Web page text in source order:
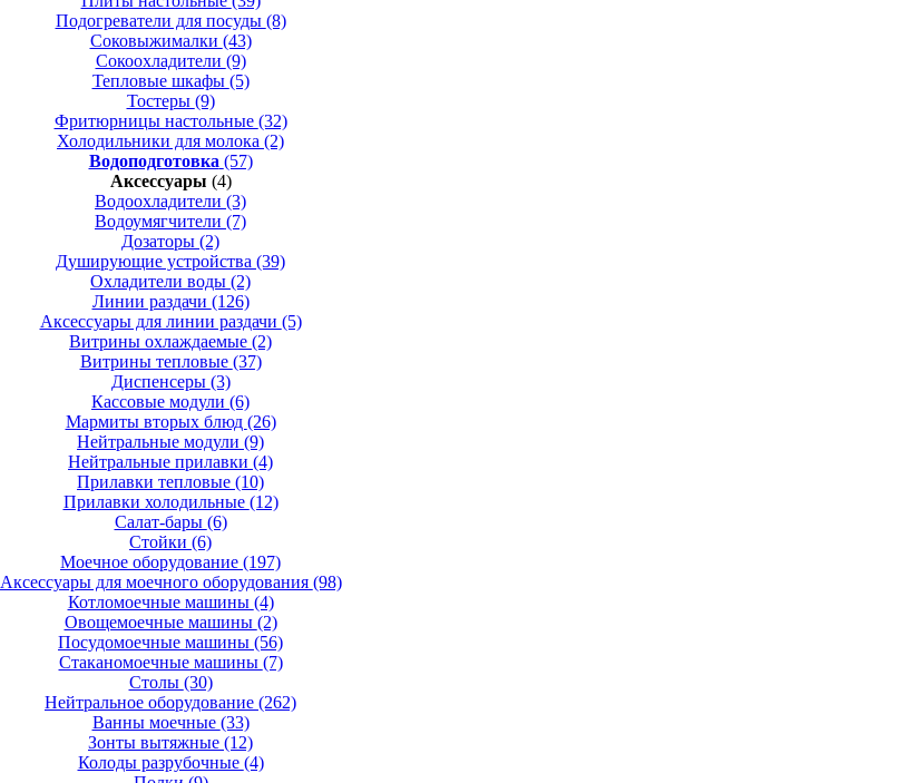
Подогреватели для посуды (8)
Соковыжималки (43)
Сокоохладители (9)
Тепловые шкафы (5)
Тостеры (9)
Фритюрницы настольные (32)
Холодильники для молока (2)
Водоподготовка (57)
Аксессуары (4)
Водоохладители (3)
Водоумягчители (7)
Дозаторы (2)
Душирующие устройства (39)
Охладители воды (2)
Линии раздачи (126)
Аксессуары для линии раздачи (5)
Витрины охлаждаемые (2)
Витрины тепловые (37)
Диспенсеры (3)
Кассовые модули (6)
Мармиты вторых блюд (26)
Нейтральные модули (9)
Нейтральные прилавки (4)
Прилавки тепловые (10)
Прилавки холодильные (12)
Салат-бары (6)
Стойки (6)
Моечное оборудование (197)
Аксессуары для моечного оборудования (98)
Котломоечные машины (4)
Овощемоечные машины (2)
Посудомоечные машины (56)
Стаканомоечные машины (7)
Столы (30)
Нейтральное оборудование (262)
Ванны моечные (33)
Зонты вытяжные (12)
Колоды разрубочные (4)